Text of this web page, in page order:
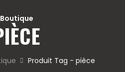
Boutique
Produit Tag - pièce